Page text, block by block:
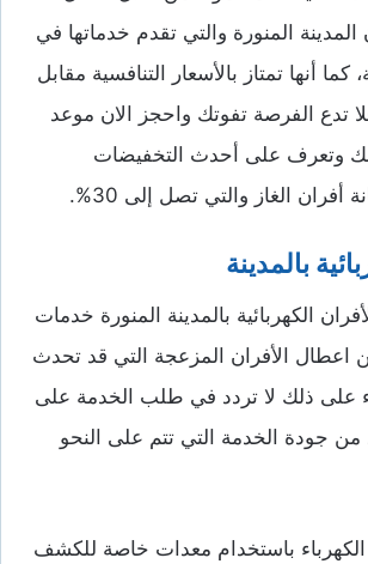
المنورة والتي تقدم خدماتها في
كما أنها تمتاز بالأسعار التنافسية مقابل
تدع الفرصة تفوتك واحجز الان موعد
وتعرف على أحدث التخفيضات
الغاز والتي تصل إلى 30%.
بالمدينة
الكهربائية بالمدينة المنورة خدمات
اعطال الأفران المزعجة التي قد تحدث
على ذلك لا تردد في طلب الخدمة على
من جودة الخدمة التي تتم على النحو
باستخدام معدات خاصة للكشف